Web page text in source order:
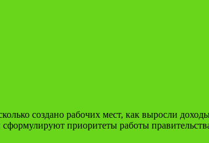
создано рабочих мест, как выросли
приоритеты работы